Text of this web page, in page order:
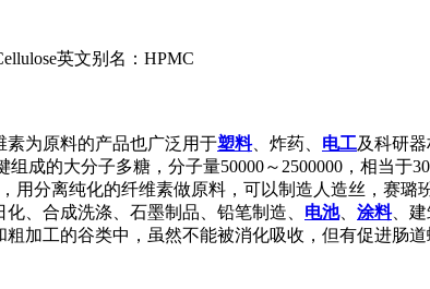
英文别名：HPMC
素为原料的产品也广泛用于塑料、炸药、 电工及科研
成的大分子多糖，分子量50000～2500000，相当于
分离纯化的纤维素做原料，可以制造人造丝，赛璐
化、合成洗涤、石墨制品、铅笔制造、 电池、 涂料、
加工的谷类中，虽然不能被消化吸收，但有促进肠